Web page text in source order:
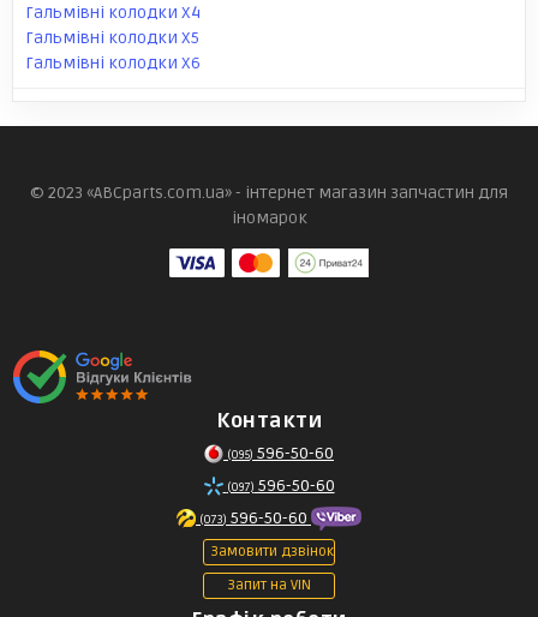
Гальмівні колодки X4
Гальмівні колодки X5
Гальмівні колодки X6
© 2023 «ABCparts.com.ua» - інтернет магазин запчастин для
іномарок
Контакти
(095) 596-50-60
(097) 596-50-60
(073) 596-50-60
Замовити дзвінок
Запит на VIN